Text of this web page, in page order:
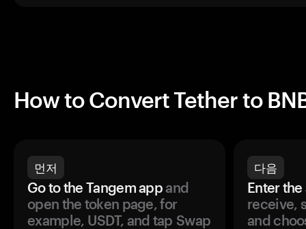
How to Convert Tether to
먼저
Go to the Tangem appand
open the token page, for
example, USDT, and tap Swap
다음
Enter the
receive,
and